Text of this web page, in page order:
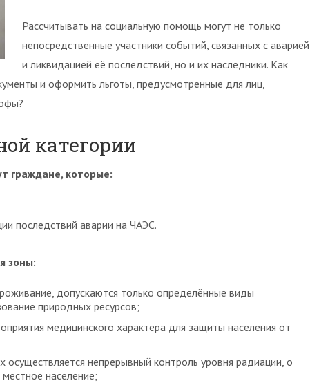
Рассчитывать на социальную помощь могут не только
непосредственные участники событий, связанных с аварией
и ликвидацией её последствий, но и их наследники. Как
и оформить льготы, предусмотренные для лиц,
категории
граждане, которые:
последствий аварии на ЧАЭС.
зоны:
допускаются только определённые виды
природных ресурсов;
медицинского характера для защиты населения от
осуществляется непрерывный контроль уровня радиации, о
население;